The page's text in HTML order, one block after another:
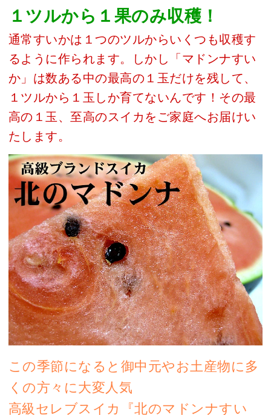
１ツルから１果のみ収穫！
通常すいかは１つのツルからいくつも収穫す
るように作られます。しかし「マドンナすい
か」は数ある中の最高の１玉だけを残して、
１ツルから１玉しか育てないんです！その最
高の１玉、至高のスイカをご家庭へお届けい
たします。
この季節になると御中元やお土産物に多
くの方々に大変人気
高級セレブスイカ『北のマドンナすい